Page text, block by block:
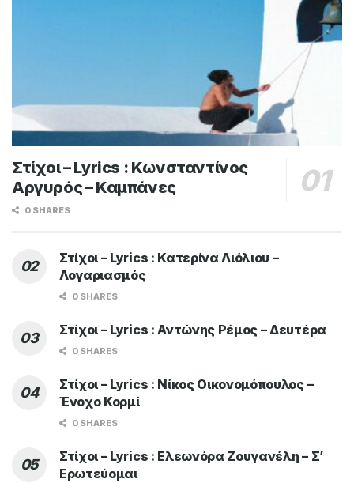
Στίχοι – Lyrics : Κωνσταντίνος
Αργυρός – Καμπάνες
0 SHARES
Στίχοι – Lyrics : Κατερίνα Λιόλιου –
Λογαριασμός
0 SHARES
Στίχοι – Lyrics : Αντώνης Ρέμος – Δευτέρα
0 SHARES
Στίχοι – Lyrics : Νίκος Οικονομόπουλος –
Ένοχο Κορμί
0 SHARES
Στίχοι – Lyrics : Ελεωνόρα Ζουγανέλη – Σ’
Ερωτεύομαι